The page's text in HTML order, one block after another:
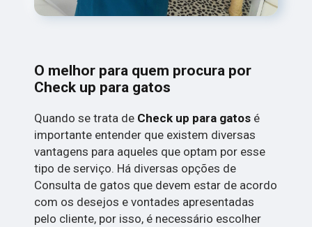
O melhor para quem procura por
Check up para gatos
Quando se trata de Check up para gatos é
importante entender que existem diversas
vantagens para aqueles que optam por esse
tipo de serviço. Há diversas opções de
Consulta de gatos que devem estar de acordo
com os desejos e vontades apresentadas
pelo cliente, por isso, é necessário escolher